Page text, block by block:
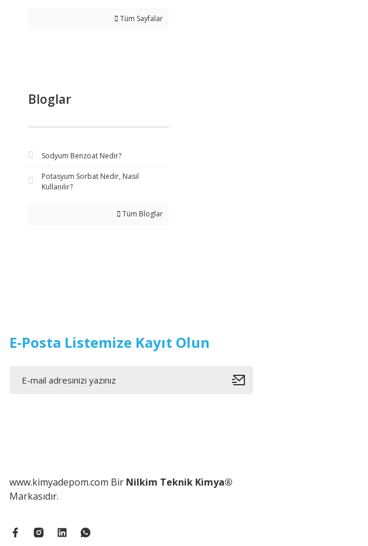
Tüm Sayfalar
Bloglar
Sodyum Benzoat Nedir?
Potasyum Sorbat Nedir, Nasıl
Kullanılır?
Tüm Bloglar
E-Posta Listemize Kayıt Olun
www.kimyadepom.com Bir Nilkim Teknik Kimya®
Markasıdır.